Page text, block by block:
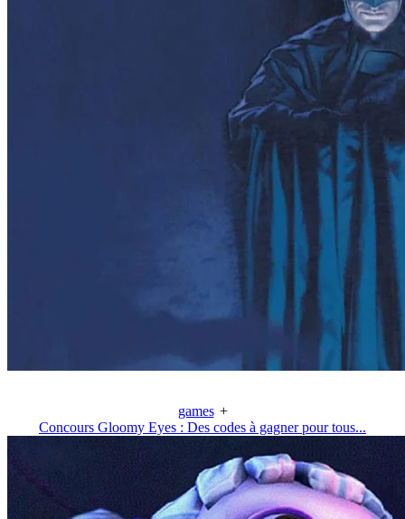
games +
Concours Gloomy Eyes : Des codes à gagner pour tous...